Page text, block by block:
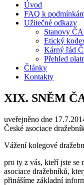
Úvod
FAQ k
Užitečné odkazy
Stanovy
Etický
Kárný řád
Přehled
Články
Kontakty
XIX. SNĚM
uveřejněno dne
České asociace
Vážení kolegové
pro ty z vás, kteří jste se
asociace dražebníků,
přinášíme základní